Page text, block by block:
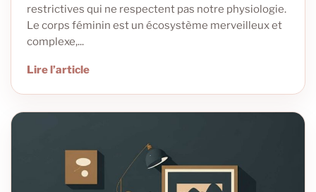
restrictives qui ne respectent pas notre physiologie.
Le corps féminin est un écosystème merveilleux et
complexe,...
Lire l’article